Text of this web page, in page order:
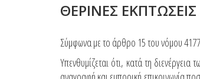
ΘΕΡΙΝΕΣ ΕΚΠΤΩΣΕΙΣ
Σύμφωνα με το άρθρο 15 του νόμου
Υπενθυμίζεται ότι, κατά τη